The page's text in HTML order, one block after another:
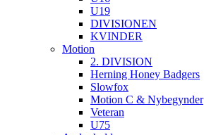
U19
DIVISIONEN
KVINDER
Motion
2. DIVISION
Herning Honey Badgers
Slowfox
Motion C & Nybegynder
Veteran
U75